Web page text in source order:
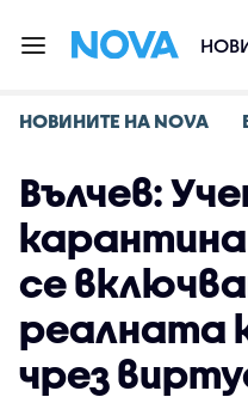
НОВИНИТЕ НА NOVA
Вълчев:
се
реалната
чрез